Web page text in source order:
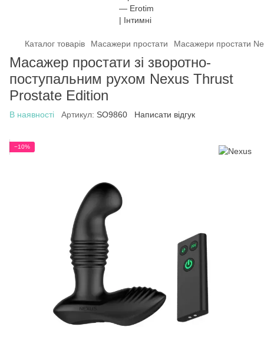
Каталог товарів Масажери простати Масажери простати
Масажер простати зі зворотно-
поступальним рухом Nexus Thrust
Prostate Edition
В наявності Артикул: SO9860 Написати відгук
−10%